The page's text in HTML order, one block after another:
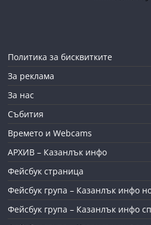
Политика за бисквитките
За реклама
За нас
Събития
Времето и Webcams
АРХИВ – Казанлък инфо
Фейсбук страница
Фейсбук група – Казанлък инфо
Фейсбук група – Казанлък инфо